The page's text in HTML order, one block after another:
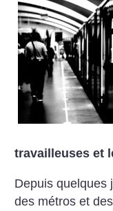
travailleuses et
Depuis quelques
des métros et